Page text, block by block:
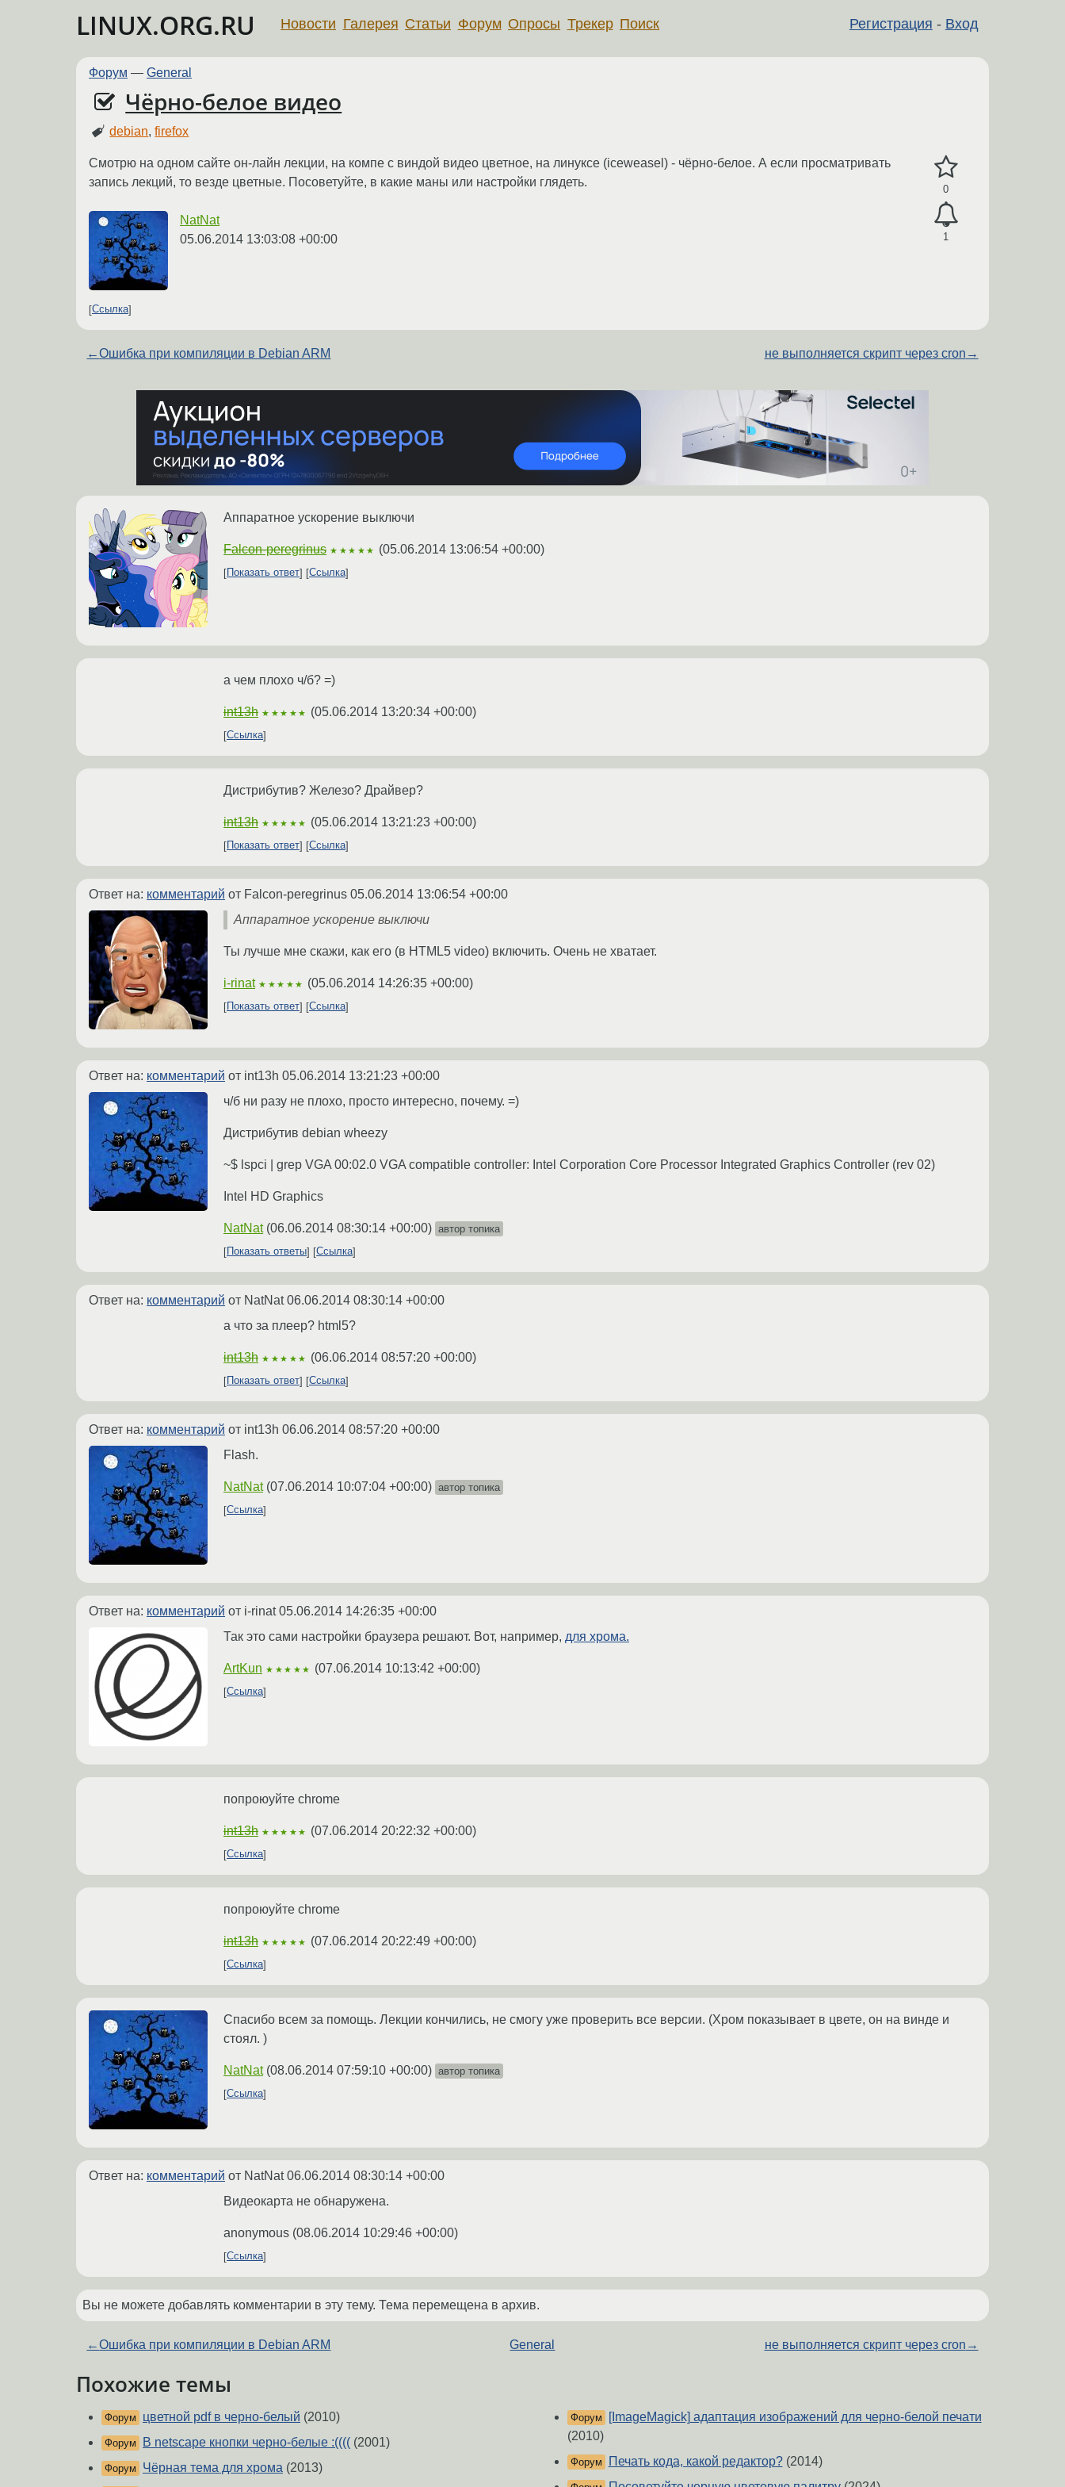
LINUX.ORG.RU Регистрация - Вход
Новости Галерея Статьи Форум Опросы Трекер Поиск
Форум — General
Чёрно-белое видео
debian,firefox
0
1
Смотрю на одном сайте он-лайн лекции, на компе с виндой видео цветное, на линуксе (iceweasel) - чёрно-белое. А если просматривать
запись лекций, то везде цветные. Посоветуйте, в какие маны или настройки глядеть.
NatNat
05.06.2014 13:03:08 +00:00
Ссылка
←Ошибка при компиляции в Debian ARM не выполняется скрипт через cron →
Аппаратное ускорение выключи
Falcon-peregrinus ★★★★★ (05.06.2014 13:06:54 +00:00)
Показать ответ Ссылка
а чем плохо ч/б? =)
int13h ★★★★★ (05.06.2014 13:20:34 +00:00)
Ссылка
Дистрибутив? Железо? Драйвер?
int13h ★★★★★ (05.06.2014 13:21:23 +00:00)
Показать ответ Ссылка
Ответ на: комментарий от Falcon-peregrinus 05.06.2014 13:06:54 +00:00
Аппаратное ускорение выключи
Ты лучше мне скажи, как его (в HTML5 video) включить. Очень не хватает.
i-rinat ★★★★★ (05.06.2014 14:26:35 +00:00)
Показать ответ Ссылка
Ответ на: комментарий от int13h 05.06.2014 13:21:23 +00:00
ч/б ни разу не плохо, просто интересно, почему. =)
Дистрибутив debian wheezy
~$ lspci | grep VGA 00:02.0 VGA compatible controller: Intel Corporation Core Processor Integrated Graphics Controller (rev 02)
Intel HD Graphics
NatNat (06.06.2014 08:30:14 +00:00) автор топика
Показать ответы
Ссылка
Ответ на: комментарий от NatNat06.06.2014 08:30:14 +00:00
а что за плеер? html5?
int13h ★★★★★ (06.06.2014 08:57:20 +00:00)
Показать ответ Ссылка
Ответ на: комментарий от int13h 06.06.2014 08:57:20 +00:00
Flash.
NatNat (07.06.2014 10:07:04 +00:00) автор топика
Ссылка
Ответ на: комментарий от i-rinat05.06.2014 14:26:35 +00:00
Так это сами настройки браузера решают. Вот, например, для хрома.
ArtKun ★★★★★ (07.06.2014 10:13:42 +00:00)
Ссылка
попроюуйте chrome
int13h ★★★★★ (07.06.2014 20:22:32 +00:00)
Ссылка
попроюуйте chrome
int13h ★★★★★ (07.06.2014 20:22:49 +00:00)
Ссылка
Спасибо всем за помощь. Лекции кончились, не смогу уже проверить все версии. (Хром показывает в цвете, он на винде и
стоял. )
NatNat (08.06.2014 07:59:10 +00:00) автор топика
Ссылка
Ответ на: комментарий от NatNat06.06.2014 08:30:14 +00:00
Видеокарта не обнаружена.
anonymous (08.06.2014 10:29:46 +00:00)
Ссылка
Вы не можете добавлять комментарии в эту тему. Тема перемещена в архив.
←Ошибка при компиляции в Debian ARM General не выполняется скрипт через cron →
Похожие темы
Форум цветной pdf в черно-белый (2010)
Форум В netscape кнопки черно-белые :(((( (2001)
Форум Чёрная тема для хрома (2013)
Форум
[ImageMagick] адаптация изображений для черно-белой печати
(2010)
Форум Печать кода, какой редактор?(2014)